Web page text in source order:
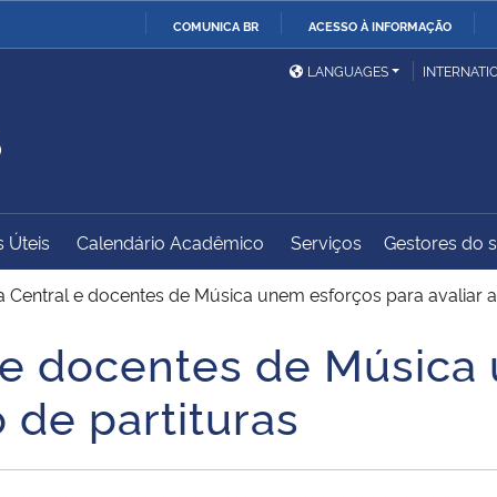
COMUNICA BR ACESSO À INFORMAÇÃO
Ministério da Defesa
Ministério das Relações
Exteriores
Ministério do
Desenvolvimento Regional
Controladoria-Geral da
Advocacia-Geral da União Banco Central do Brasil
LANGUAGES
Úteis Calendário Acadêmico Serviços Gestores do
Central e docentes de Música unem esforços para avaliar
docentes de
de partituras